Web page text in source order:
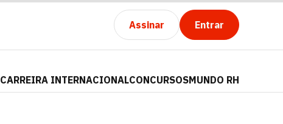
Assinar Entrar
CARREIRA INTERNACIONALCONCURSOSMUNDO RH